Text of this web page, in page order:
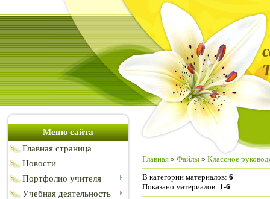
Меню сайта
Главная страница
Новости
Портфолио учителя
Учебная деятельность
Главная » Файлы » Классное
В категории материалов: 6
Показано материалов: 1-6